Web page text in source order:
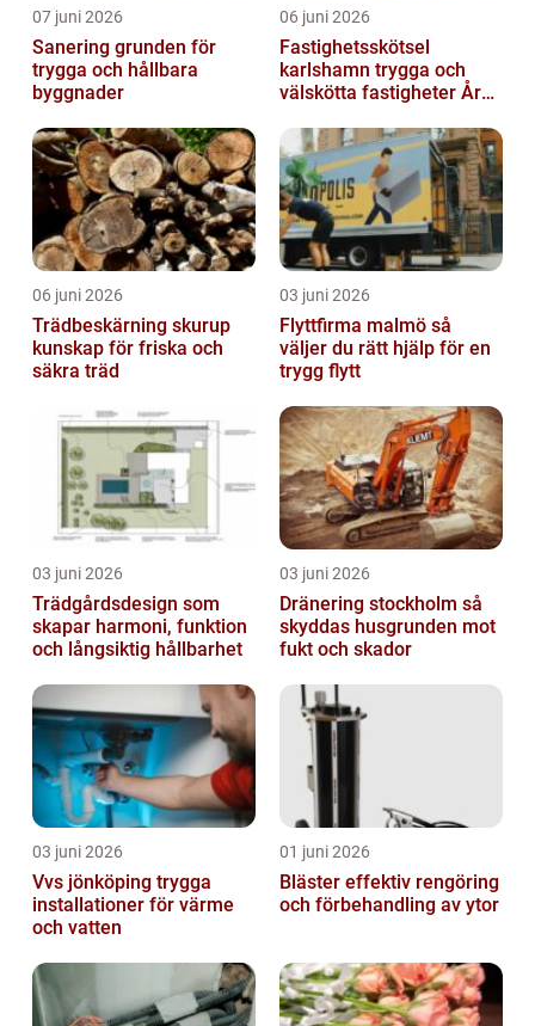
07 juni 2026
Sanering grunden för
trygga och hållbara
byggnader
06 juni 2026
Fastighetsskötsel
karlshamn trygga och
välskötta fastigheter Året
06 juni 2026
Trädbeskärning skurup
kunskap för friska och
säkra träd
03 juni 2026
Flyttfirma malmö så
väljer du rätt hjälp för en
trygg flytt
03 juni 2026
Trädgårdsdesign som
skapar harmoni, funktion
och långsiktig hållbarhet
03 juni 2026
Dränering stockholm så
skyddas husgrunden mot
fukt och skador
03 juni 2026
Vvs jönköping trygga
installationer för värme
och vatten
01 juni 2026
Bläster effektiv rengöring
och förbehandling av ytor